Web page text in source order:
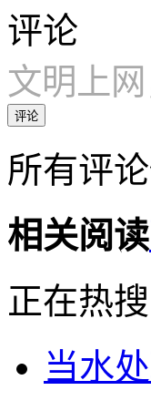
评论
文明上
评论
所有评
相关阅读
正在热
当水